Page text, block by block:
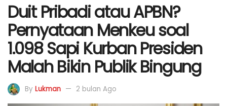
Duit Pribadi atau APBN?
Pernyataan Menkeu soal
1.098 Sapi Kurban Presiden
Malah Bikin Publik Bingung
By Lukman 2 bulan Ago